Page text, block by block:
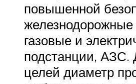
повышенной
железнодорожные
газовые и
подстанции, АЗС.
целей диаметр